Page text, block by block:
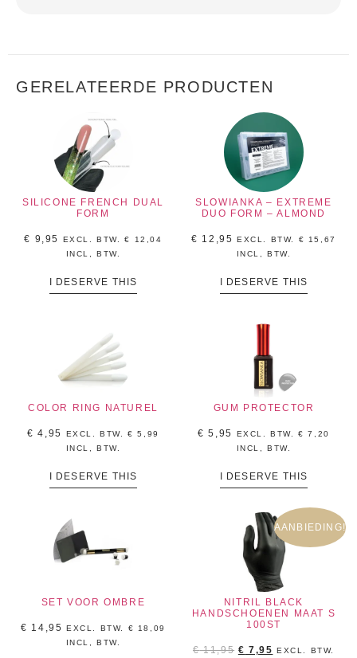
GERELATEERDE PRODUCTEN
SILICONE FRENCH DUAL
FORM
€ 9,95 EXCL. BTW.€
12,04
INCL, BTW.
I DESERVE THIS
SLOWIANKA – EXTREME
DUO FORM – ALMOND
€ 12,95 EXCL. BTW. €
15,67
INCL, BTW.
I DESERVE THIS
COLOR RING NATUREL
€ 4,95 EXCL. BTW.€ 5,99
INCL, BTW.
I DESERVE THIS
GUM PROTECTOR
€ 5,95 EXCL. BTW.€ 7,20
INCL, BTW.
I DESERVE THIS
SET VOOR OMBRE
€ 14,95 EXCL. BTW. €
18,09
INCL, BTW.
AANBIEDING!
NITRIL BLACK
HANDSCHOENEN MAAT S
100ST
€11,95 € 7,95 EXCL. BTW.